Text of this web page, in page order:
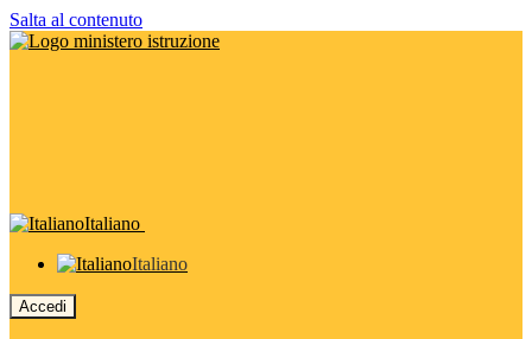
Salta al contenuto
Italiano
Italiano
Accedi